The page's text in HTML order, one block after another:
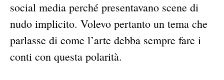
social media perché presentavano scene di
nudo implicito. Volevo pertanto un tema che
parlasse di come l’arte debba sempre fare i
conti con questa polarità.